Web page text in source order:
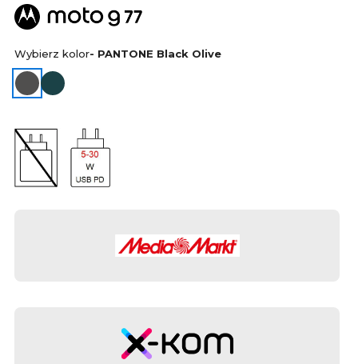
Wybierz kolor- PANTONE Black Olive